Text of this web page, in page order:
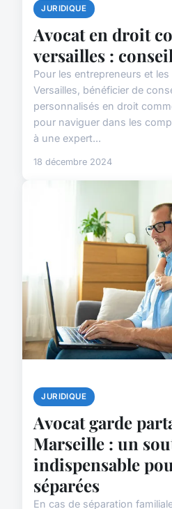
JURIDIQUE
Avocat en droit
versailles :
Pour les entrepreneurs et
Versailles, bénéficier de
personnalisés en droit
pour naviguer dans les
à une expert...
18 décembre 2024
JURIDIQUE
Avocat garde
Marseille : un
indispensable
séparées
En cas de séparation